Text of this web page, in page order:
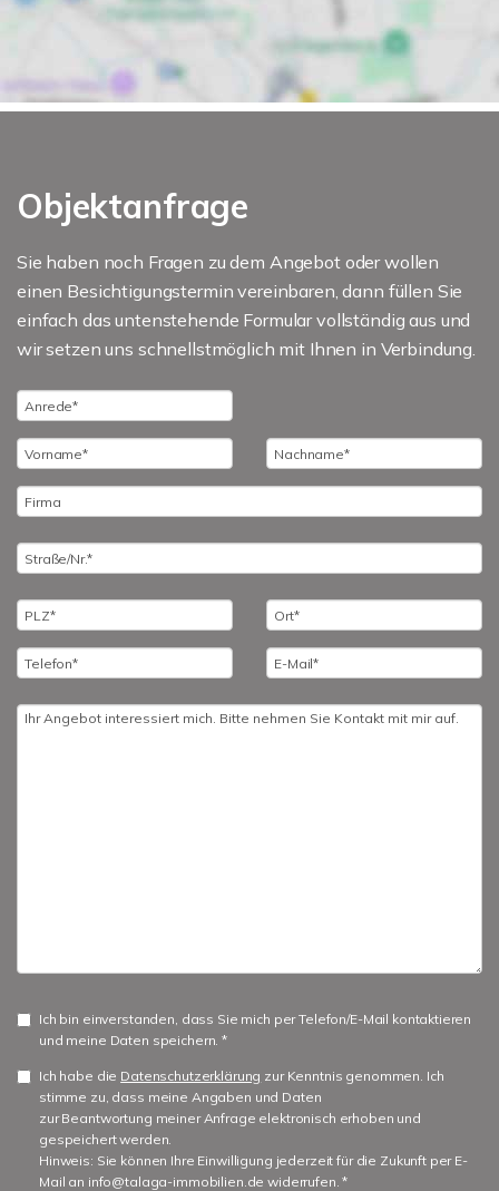
Objektanfrage
Sie haben noch Fragen zu dem Angebot oder wollen
einen Besichtigungstermin vereinbaren, dann füllen Sie
einfach das untenstehende Formular vollständig aus und
wir setzen uns schnellstmöglich mit Ihnen in Verbindung.
Ich bin einverstanden, dass Sie mich per Telefon/E-Mail kontaktieren
und meine Daten speichern. *
Ich habe die Datenschutzerklärung zur Kenntnis genommen. Ich
stimme zu, dass meine Angaben und Daten
zur Beantwortung meiner Anfrage elektronisch erhoben und
gespeichert werden.
Hinweis: Sie können Ihre Einwilligung jederzeit für die Zukunft per E-
Mail an info@talaga-immobilien.de widerrufen. *